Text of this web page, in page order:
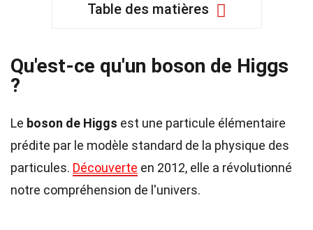
Table des matières
Qu'est-ce qu'un boson de Higgs
?
Le boson de Higgs est une particule élémentaire
prédite par le modèle standard de la physique des
particules. Découverte en 2012, elle a révolutionné
notre compréhension de l'univers.